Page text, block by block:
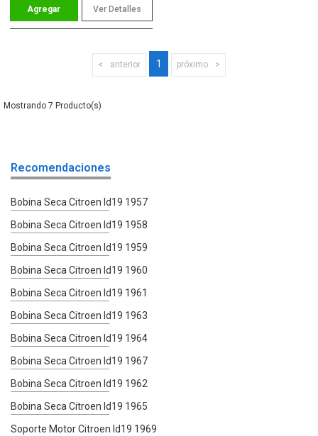
Ver Detalles
anterior 1 próximo
7
Recomendaciones
Bobina Seca Citroen Id19 1957
Bobina Seca Citroen Id19 1958
Bobina Seca Citroen Id19 1959
Bobina Seca Citroen Id19 1960
Bobina Seca Citroen Id19 1961
Bobina Seca Citroen Id19 1963
Bobina Seca Citroen Id19 1964
Bobina Seca Citroen Id19 1967
Bobina Seca Citroen Id19 1962
Bobina Seca Citroen Id19 1965
Soporte Motor Citroen Id19 1969